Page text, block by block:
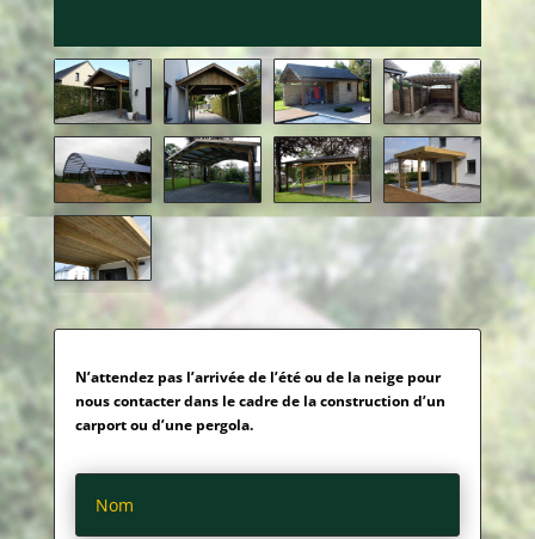
N’attendez pas l’arrivée de l’été ou de la neige pour
nous contacter dans le cadre de la construction d’un
carport ou d’une pergola.